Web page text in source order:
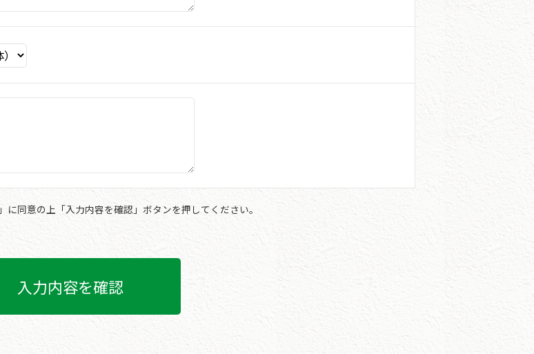
」に同意の上「入力内容を確認」ボタンを押してください。